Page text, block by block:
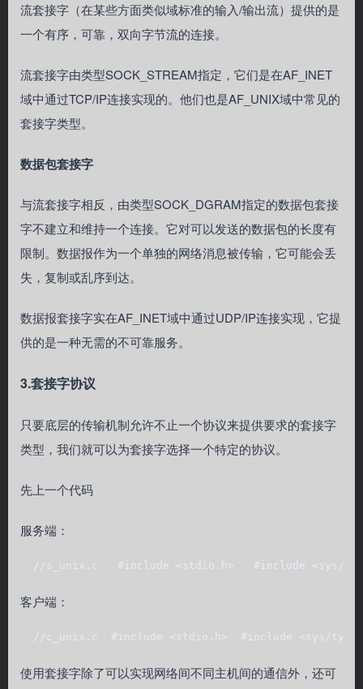
流套接字（在某些方面类似域标准的输入/输出流）提供的是
一个有序，可靠，双向字节流的连接。
流套接字由类型SOCK_STREAM指定，它们是在AF_INET
域中通过TCP/IP连接实现的。他们也是AF_UNIX域中常见的
套接字类型。
数据包套接字
与流套接字相反，由类型SOCK_DGRAM指定的数据包套接
字不建立和维持一个连接。它对可以发送的数据包的长度有
限制。数据报作为一个单独的网络消息被传输，它可能会丢
失，复制或乱序到达。
数据报套接字实在AF_INET域中通过UDP/IP连接实现，它提
供的是一种无需的不可靠服务。
3.套接字协议
只要底层的传输机制允许不止一个协议来提供要求的套接字
类型，我们就可以为套接字选择一个特定的协议。
先上一个代码
服务端：
//s_unix.c   #include <stdio.h>   #include <sys/
客户端：
//c_unix.c  #include <stdio.h>  #include <sys/
使用套接字除了可以实现网络间不同主机间的通信外，还可